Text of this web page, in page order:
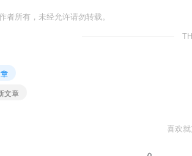
者所有，未经允许请勿转载。
文章
喜欢